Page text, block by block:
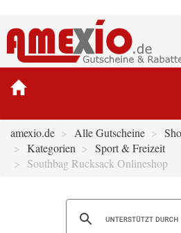
amexio.de Alle Gutscheine
Kategorien
Sport & Freizeit
Southbag Rucksack Onlineshop